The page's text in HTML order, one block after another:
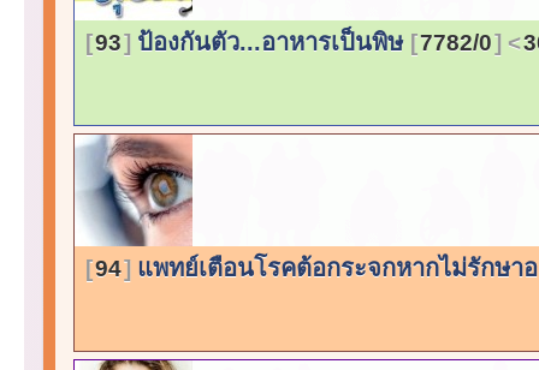
93 ป้องกันตัว...อาหารเป็นพิษ 7782/0
94 แพทย์เตือนโรคต้อกระจกหากไม่รักษา